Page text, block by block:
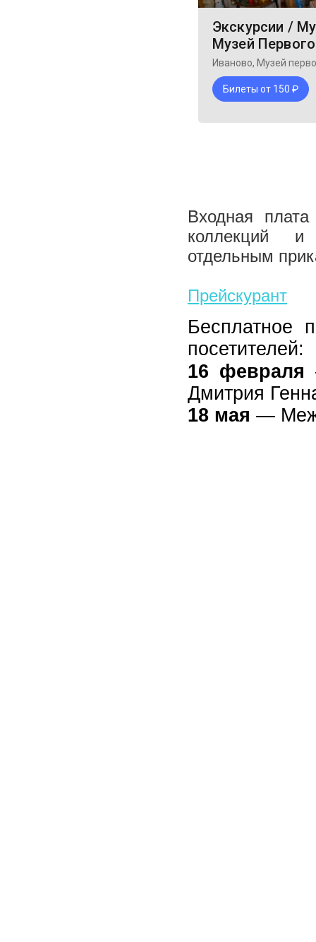
Входная
коллекций и
отдельным
Прейскурант
Бесплатное
посетителей:
16 февраля
Дмитрия
18 мая —